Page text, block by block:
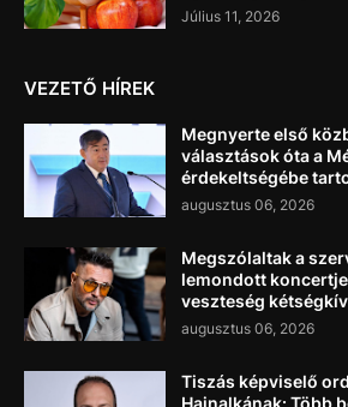
Július 11, 2026
VEZETŐ HÍREK
Megnyerte első
választások óta a
érdekeltségébe
augusztus 06, 2026
Megszólaltak a
lemondott
veszteség
augusztus 06, 2026
Tiszás képviselő
Hajnalkának: Több